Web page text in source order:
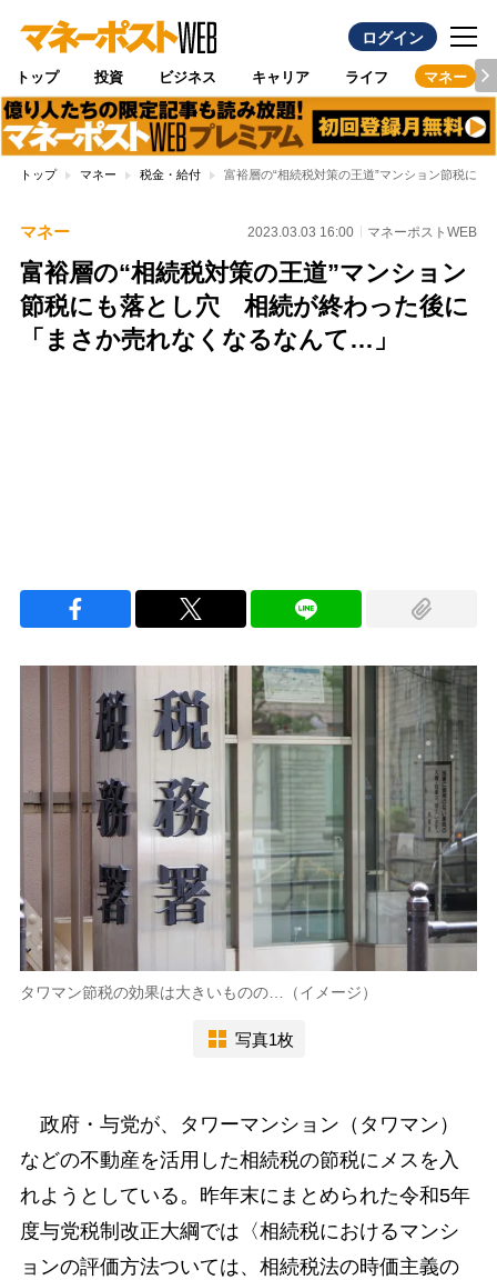
ログイン
トップ 投資 ビジネス キャリア ライフ マネー
トップ マネー 税金・給付 富裕層の“相続税対策の王道”マンション節税に
マネー 2023.03.03 16:00 マネーポストWEB
富裕層の“相続税対策の王道”マンション
節税にも落とし穴 相続が終わった後に
「まさか売れなくなるなんて…」
タワマン節税の効果は大きいものの…（イメージ）
写真1枚
政府・与党が、タワーマンション（タワマン）
などの不動産を活用した相続税の節税にメスを入
れようとしている。昨年末にまとめられた令和5年
度与党税制改正大綱では〈相続税におけるマンシ
ョンの評価方法ついては、相続税法の時価主義の